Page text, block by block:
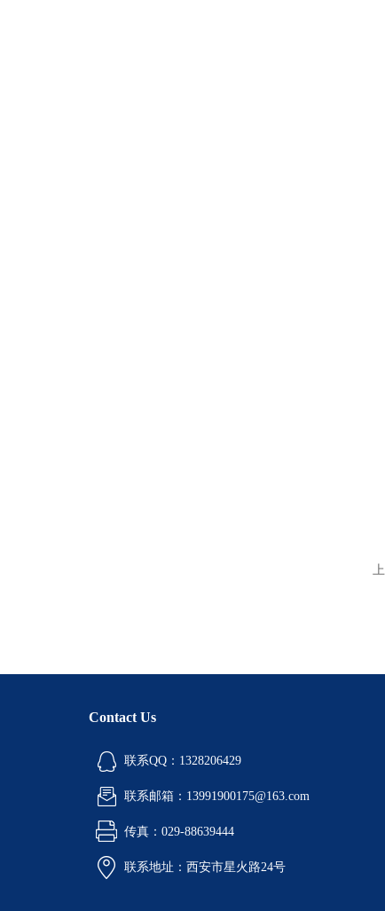
Contact Us
联系QQ：1328206429
联系邮箱：13991900175@163.com
传真：029-88639444
联系地址：西安市星火路24号